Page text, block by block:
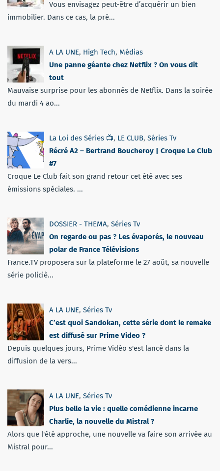
Vous envisagez peut-être d’acquérir un bien
immobilier. Dans ce cas, la pré...
A LA UNE, High Tech, Médias
Une panne géante chez Netflix ? On vous dit
tout
Mauvaise surprise pour les abonnés de Netflix. Dans la soirée
du mardi 4 ao...
La Loi des Séries 📺, LE CLUB, Séries Tv
Récré A2 – Bertrand Boucheroy | Croque Le Club
#7
Croque Le Club fait son grand retour cet été avec ses
émissions spéciales. ...
DOSSIER - THEMA, Séries Tv
On regarde ou pas ? Les évaporés, le nouveau
polar de France Télévisions
France.TV proposera sur la plateforme le 27 août, sa nouvelle
série policiè...
A LA UNE, Séries Tv
C’est quoi Sandokan, cette série dont le remake
est diffusé sur Prime Video ?
Depuis quelques jours, Prime Vidéo s'est lancé dans la
diffusion de la vers...
A LA UNE, Séries Tv
Plus belle la vie : quelle comédienne incarne
Charlie, la nouvelle du Mistral ?
Alors que l'été approche, une nouvelle va faire son arrivée au
Mistral pour...